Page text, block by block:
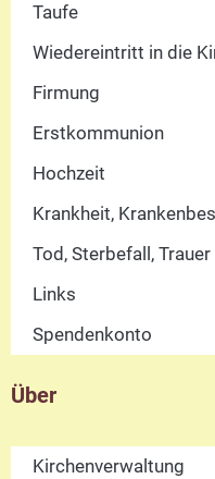
Taufe
Wiedereintritt in die
Firmung
Erstkommunion
Hochzeit
Krankheit,
Tod, Sterbefall, Trauer
Links
Spendenkonto
Über
Kirchenverwaltung